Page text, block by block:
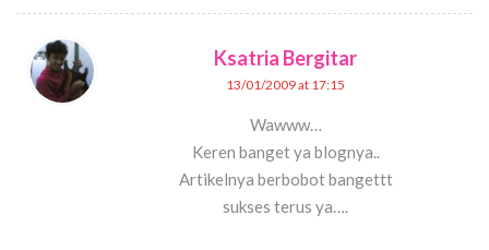
Ksatria Bergitar
13/01/2009 at 17:15
Wawww…
Keren banget ya blognya..
Artikelnya berbobot bangettt
sukses terus ya….